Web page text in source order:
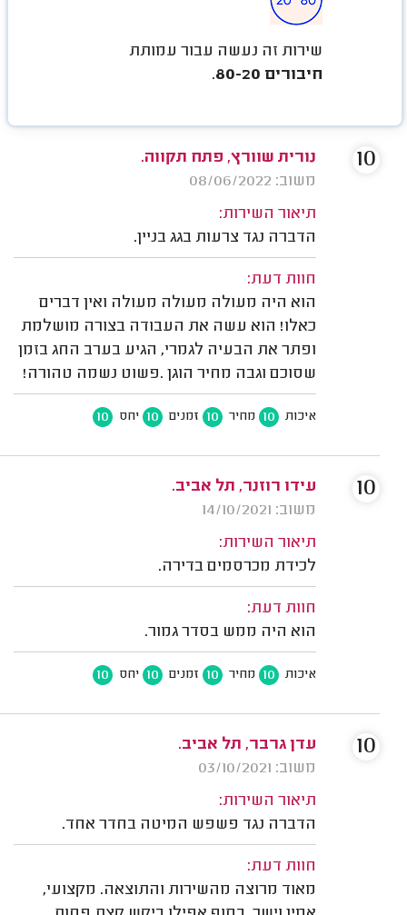
שירות זה נעשה עבור עמותת
חיבורים 80-20
.
נורית שוורץ, פתח תקווה.
משוב: 08/06/2022
תיאור השירות:
הדברה נגד צרעות בגג בניין.
חוות דעת:
הוא היה מעולה מעולה מעולה ואין דברים
כאלו! הוא עשה את העבודה בצורה מושלמת
ופתר את הבעיה לגמרי, הגיע בערב החג בזמן
שסוכם וגבה מחיר הוגן .פשוט נשמה טהורה!
איכות 10 מחיר 10 זמנים 10 יחס 10
10
עידו רוזנר, תל אביב.
משוב: 14/10/2021
תיאור השירות:
לכידת מכרסמים בדירה.
חוות דעת:
הוא היה ממש בסדר גמור.
איכות 10 מחיר 10 זמנים 10 יחס 10
10
עדן גרבר, תל אביב.
משוב: 03/10/2021
תיאור השירות:
הדברה נגד פשפש המיטה בחדר אחד.
חוות דעת:
מאוד מרוצה מהשירות והתוצאה. מקצועי,
10